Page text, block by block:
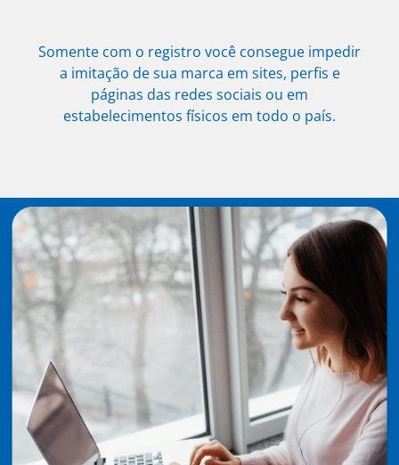
Somente com o registro você consegue impedir
a imitação de sua marca em sites, perfis e
páginas das redes sociais ou em
estabelecimentos físicos em todo o país.